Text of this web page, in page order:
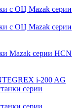
с ОЦ Mazak серии
с ОЦ Mazak серии
Mazak серии HCN
i-200 AG
серии
серии